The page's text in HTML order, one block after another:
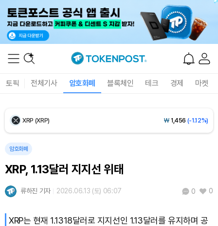
토픽 전체기사 암호화폐 블록체인 테크 경제 마켓
Ethereum (ETH) ₩2,726,956(+0.38%)
XRP (XRP) ₩ 1,456 (-1.12%)
Solana (SOL)
TRON (TRX)
Hyperliquid (HYPE) 77,237(-3.65%)
Dogecoin (DOGE) ₩ 99.50(+1.61%)
암호화폐
XRP, 1.13달러 지지선 위태
류하진 기자 2026.06.13 (토) 06:07 0 0
XRP는 현재 1.1318달러로 지지선인 1.13달러를 유지하며 공